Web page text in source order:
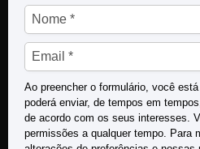
Assine nossa
Ao preencher o formulário, você
poderá enviar, de tempos em
de acordo com os seus interesses.
permissões a qualquer tempo. Para